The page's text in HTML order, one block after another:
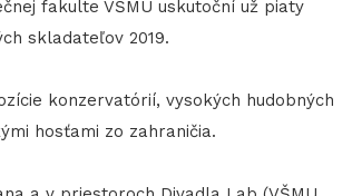
fakulte VŠMU uskutoční už piaty
skladateľov 2019.
konzervatórií, vysokých hudobných
hosťami zo zahraničia.